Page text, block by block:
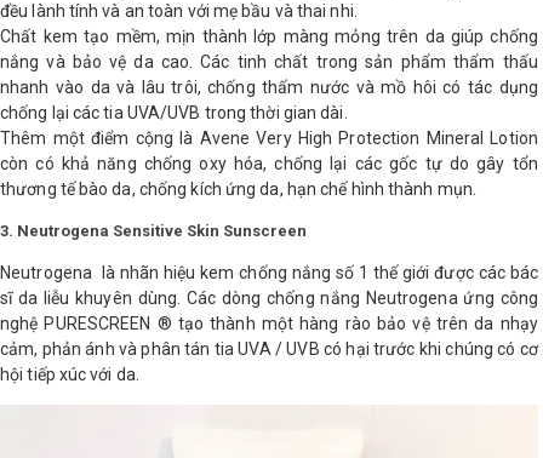
đều lành tính và an toàn với mẹ bầu và thai nhi.
Chất kem tạo mềm, mịn thành lớp màng mỏng trên da giúp chống
nắng và bảo vệ da cao. Các tinh chất trong sản phẩm thẩm thấu
nhanh vào da và lâu trôi, chống thấm nước và mồ hôi có tác dụng
chống lại các tia UVA/UVB trong thời gian dài.
Thêm một điểm cộng là Avene Very High Protection Mineral Lotion
còn có khả năng chống oxy hóa, chống lại các gốc tự do gây tổn
thương tế bào da, chống kích ứng da, hạn chế hình thành mụn.
3. Neutrogena Sensitive Skin Sunscreen
Neutrogena là nhãn hiệu kem chống nắng số 1 thế giới được các bác
sĩ da liễu khuyên dùng. Các dòng chống nắng Neutrogena ứng công
nghệ PURESCREEN ® tạo thành một hàng rào bảo vệ trên da nhạy
cảm, phản ánh và phân tán tia UVA / UVB có hại trước khi chúng có cơ
hội tiếp xúc với da.